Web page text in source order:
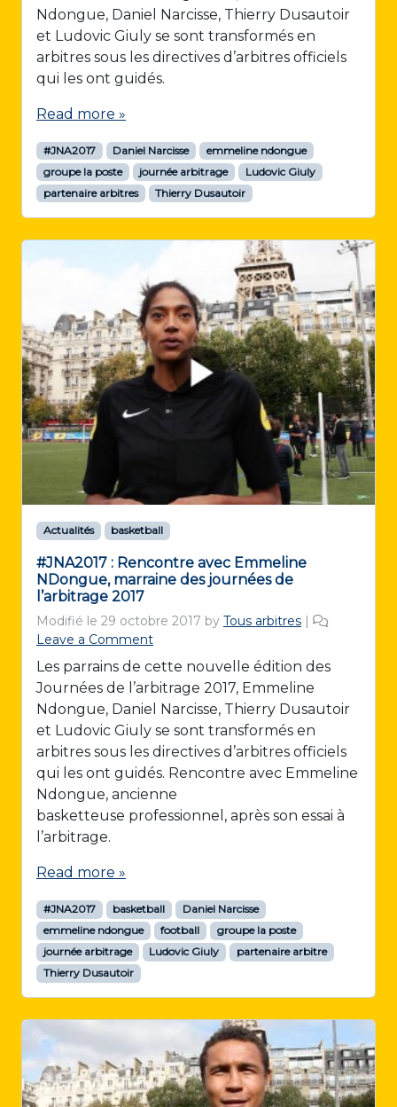
Ndongue, Daniel Narcisse, Thierry Dusautoir
et Ludovic Giuly se sont transformés en
arbitres sous les directives d’arbitres officiels
qui les ont guidés.
Read more »
#JNA2017 Daniel Narcisse
emmeline ndongue
groupe la poste
journée arbitrage
Ludovic Giuly
partenaire arbitres
Thierry Dusautoir
Actualités basketball
#JNA2017 : Rencontre avec Emmeline
NDongue, marraine des journées de
l’arbitrage 2017
Modifié le 29 octobre 2017 by Tous arbitres
Leave a Comment
Les parrains de cette nouvelle édition des
Journées de l’arbitrage 2017, Emmeline
Ndongue, Daniel Narcisse, Thierry Dusautoir
et Ludovic Giuly se sont transformés en
arbitres sous les directives d’arbitres officiels
qui les ont guidés. Rencontre avec Emmeline
Ndongue, ancienne
basketteuse professionnel, après son essai à
l’arbitrage.
Read more »
#JNA2017 basketball
Daniel Narcisse
emmeline ndongue
football
groupe la poste
journée arbitrage
Ludovic Giuly
partenaire arbitre
Thierry Dusautoir